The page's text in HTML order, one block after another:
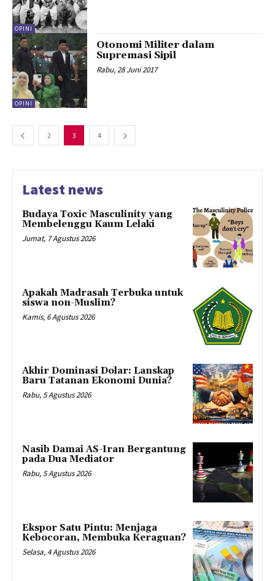
OPINI
OPINI
Otonomi Militer dalam
Supremasi Sipil
Rabu, 28 Juni 2017
2 3 4
Latest news
Budaya Toxic Masculinity yang
Membelenggu Kaum Lelaki
Jumat, 7 Agustus 2026
Apakah Madrasah Terbuka untuk
siswa non-Muslim?
Kamis, 6 Agustus 2026
Akhir Dominasi Dolar: Lanskap
Baru Tatanan Ekonomi Dunia?
Rabu, 5 Agustus 2026
Nasib Damai AS-Iran Bergantung
pada Dua Mediator
Rabu, 5 Agustus 2026
Ekspor Satu Pintu: Menjaga
Kebocoran, Membuka Keraguan?
Selasa, 4 Agustus 2026